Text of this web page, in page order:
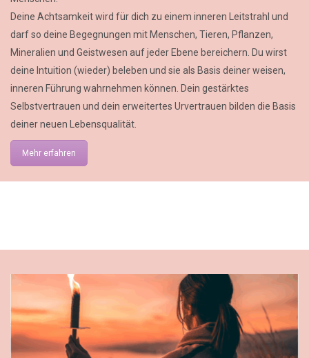
Deine Achtsamkeit wird für dich zu einem inneren Leitstrahl und
darf so deine Begegnungen mit Menschen, Tieren, Pflanzen,
Mineralien und Geistwesen auf jeder Ebene bereichern. Du wirst
deine Intuition (wieder) beleben und sie als Basis deiner weisen,
inneren Führung wahrnehmen können. Dein gestärktes
Selbstvertrauen und dein erweitertes Urvertrauen bilden die Basis
deiner neuen Lebensqualität.
Mehr erfahren